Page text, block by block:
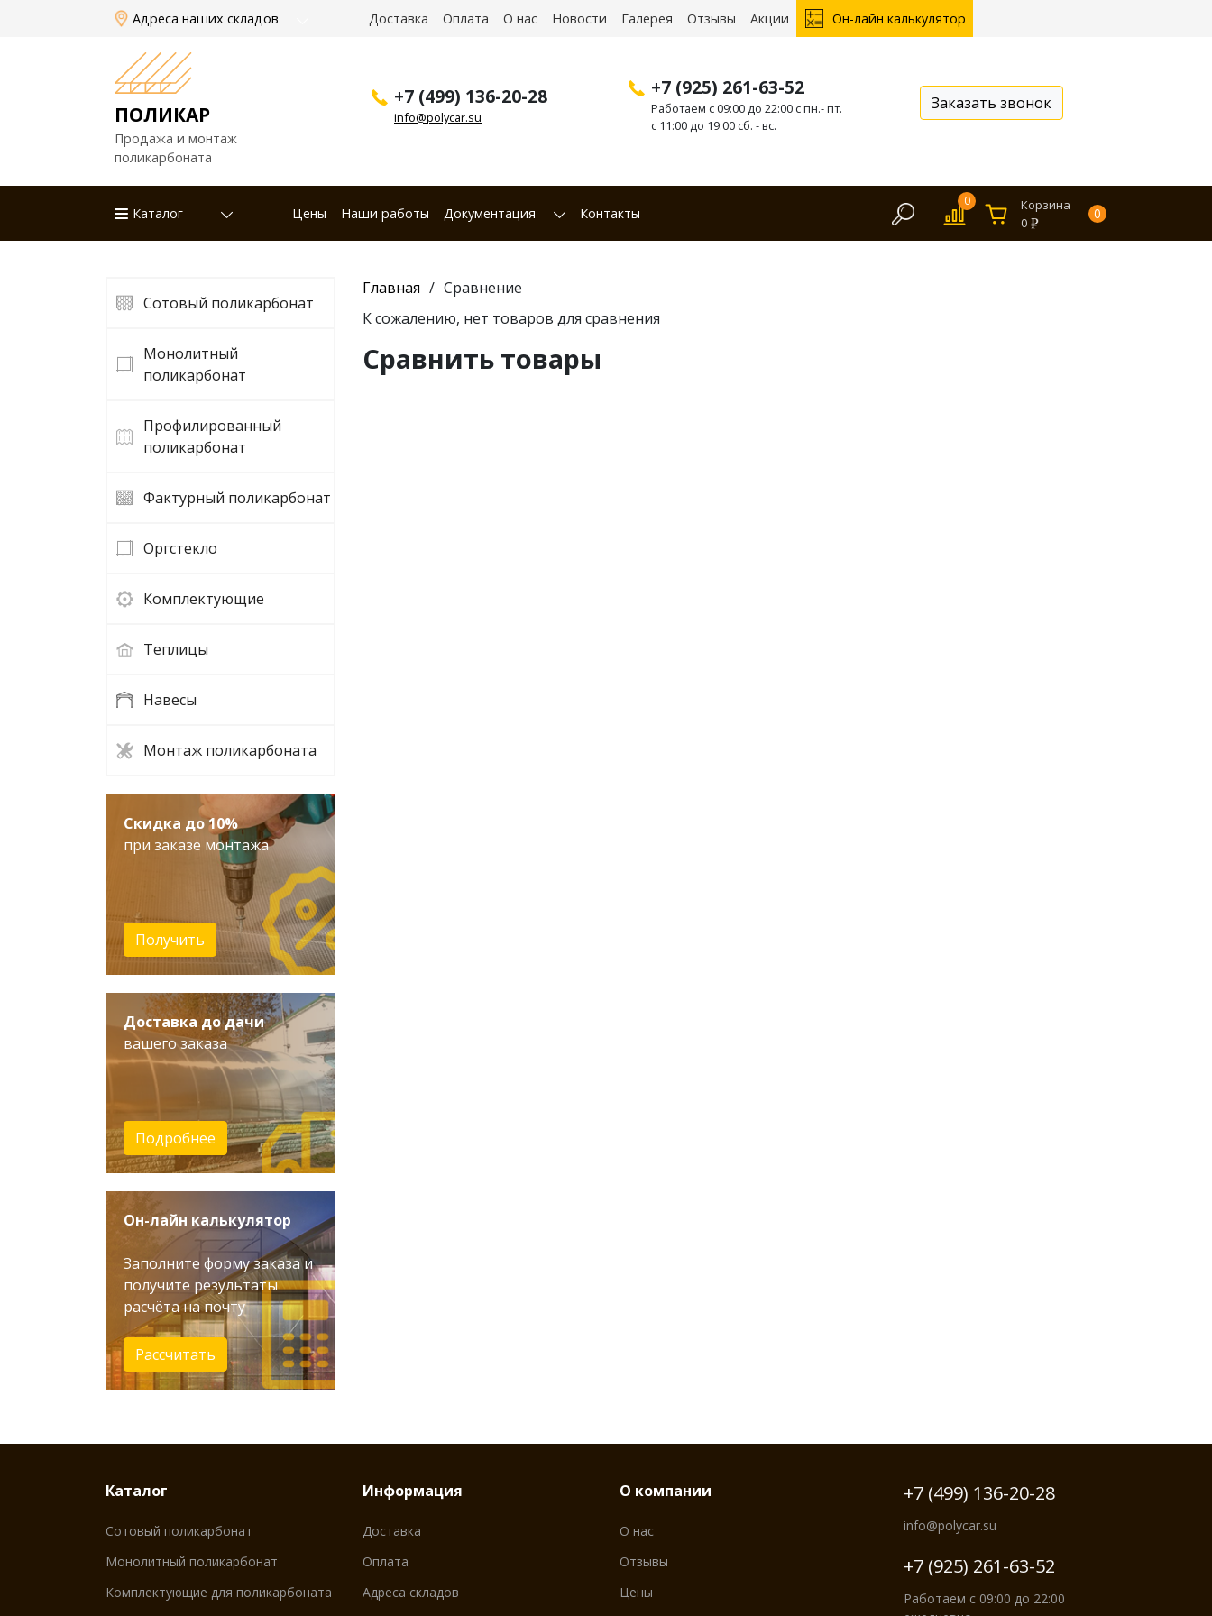
Адреса наших складов Доставка Оплата О нас Новости Галерея Отзывы Акции Он-лайн калькулятор
ПОЛИКАР
Продажа и монтаж
поликарбоната
+7 (499) 136-20-28
info@polycar.su
+7 (925) 261-63-52
Работаем с 09:00 до 22:00 с пн.- пт.
с 11:00 до 19:00 сб. - вс.
Заказать звонок
Каталог Цены Наши работы Документация Контакты
0
Корзина
0
0
Сотовый поликарбонат
Монолитный
поликарбонат
Профилированный
поликарбонат
Фактурный поликарбонат
Оргстекло
Комплектующие
Теплицы
Навесы
Монтаж поликарбоната
Скидка до 10%
при заказе монтажа
Получить
Доставка до дачи
вашего заказа
Подробнее
Он-лайн калькулятор
Заполните форму заказа и
получите результаты
расчёта на почту
Рассчитать
Главная
Сравнение
К сожалению, нет товаров для сравнения
Сравнить товары
Каталог
Сотовый поликарбонат
Монолитный поликарбонат
Комплектующие для поликарбоната
Информация
Доставка
Оплата
Адреса складов
О компании
О нас
Отзывы
Цены
+7 (499) 136-20-28
info@polycar.su
+7 (925) 261-63-52
Работаем с 09:00 до 22:00